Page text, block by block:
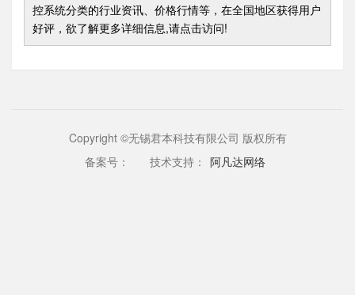
控系统分类的行业资讯、价格行情等，在全国地区获得用户
好评，欲了解更多详细信息,请点击访问!
Copyright ©无锡君本科技有限公司 版权所有
备案号：
技术支持： 阿凡达网络